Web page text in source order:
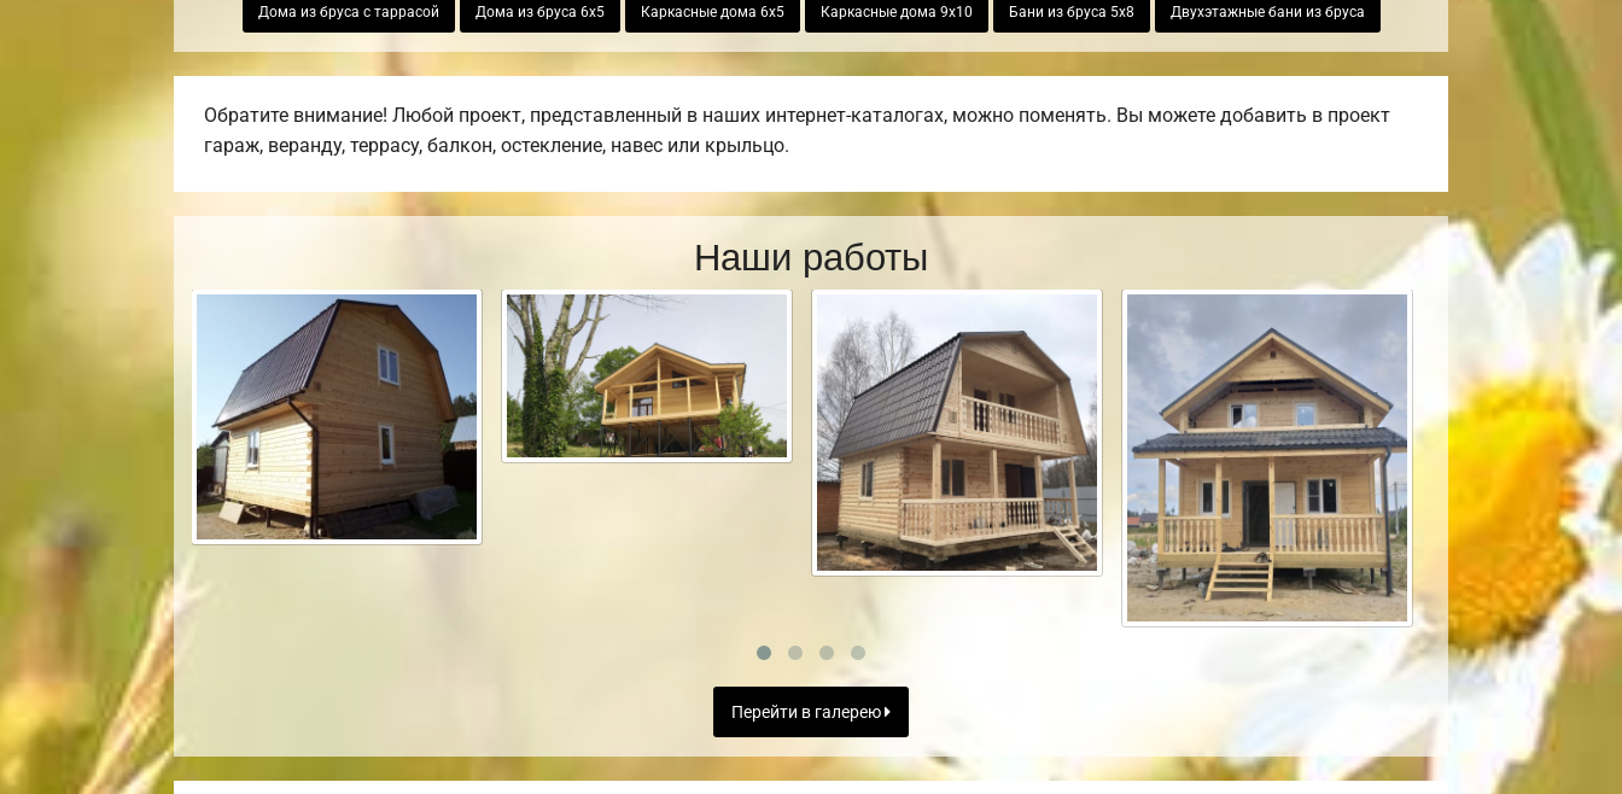
Дома из бруса с таррасой Дома из бруса 6х5 Каркасные дома 6х5 Каркасные дома 9х10 Бани из бруса 5х8 Двухэтажные бани из бруса
Обратите внимание! Любой проект, представленный в наших интернет-каталогах, можно поменять. Вы можете добавить в проект
гараж, веранду, террасу, балкон, остекление, навес или крыльцо.
Наши работы
Перейти в галерею